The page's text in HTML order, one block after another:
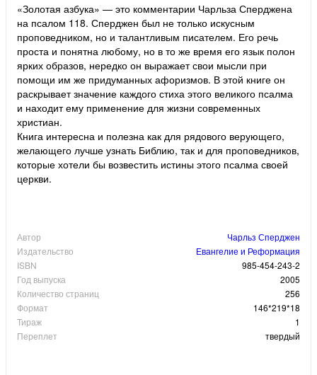
«Золотая азбука» — это комментарии Чарльза Сперджена
на псалом 118. Сперджен был не только искусным
проповедником, но и талантливым писателем. Его речь
проста и понятна любому, но в то же время его язык полон
ярких образов, нередко он выражает свои мысли при
помощи им же придуманных афоризмов. В этой книге он
раскрывает значение каждого стиха этого великого псалма
и находит ему применение для жизни современных
христиан.
Книга интересна и полезна как для рядового верующего,
желающего лучше узнать Библию, так и для проповедников,
которые хотели бы возвестить истины этого псалма своей
церкви.
Автор
Чарльз Сперджен
Издательство
Евангелие и Реформация
ISBN
985-454-243-2
Год выпуска
2005
Количество страниц
256
Формат
146*219*18
Тираж
1
Переплет
твердый